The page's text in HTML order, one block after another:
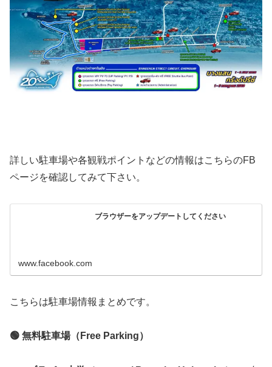
詳しい駐車場や各観戦ポイントなどの情報はこちらのFB
ページを確認してみて下さい。
ブラウザーをアップデートしてください
www.facebook.com
こちらは駐車場情報まとめです。
🟢 無料駐車場（Free Parking）